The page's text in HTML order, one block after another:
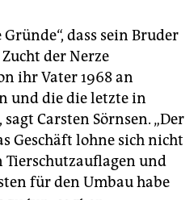
dass sein Bruder
der Nerze
ihr Vater 1968 an
und die die letzte in
Carsten Sörnsen. „Der
Geschäft lohne sich nicht
und
für den Umbau habe